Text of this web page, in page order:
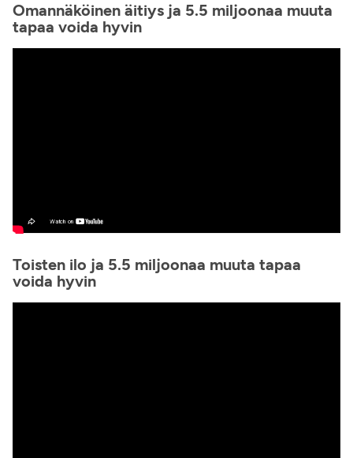
Omannäköinen äitiys ja 5.5 miljoonaa muuta
tapaa voida hyvin
Toisten ilo ja 5.5 miljoonaa muuta tapaa
voida hyvin